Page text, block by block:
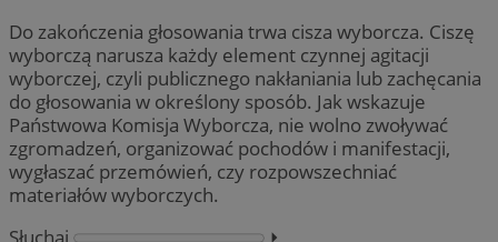
Do zakończenia głosowania trwa cisza wyborcza. Ciszę
wyborczą narusza każdy element czynnej agitacji
wyborczej, czyli publicznego nakłaniania lub zachęcania
do głosowania w określony sposób. Jak wskazuje
Państwowa Komisja Wyborcza, nie wolno zwoływać
zgromadzeń, organizować pochodów i manifestacji,
wygłaszać przemówień, czy rozpowszechniać
materiałów wyborczych.
Słuchaj
⏵︎